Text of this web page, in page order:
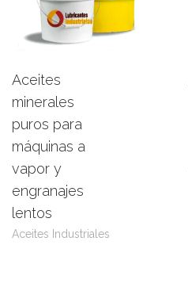
Aceites
minerales
puros para
máquinas a
vapor y
engranajes
lentos
Aceites Industriales